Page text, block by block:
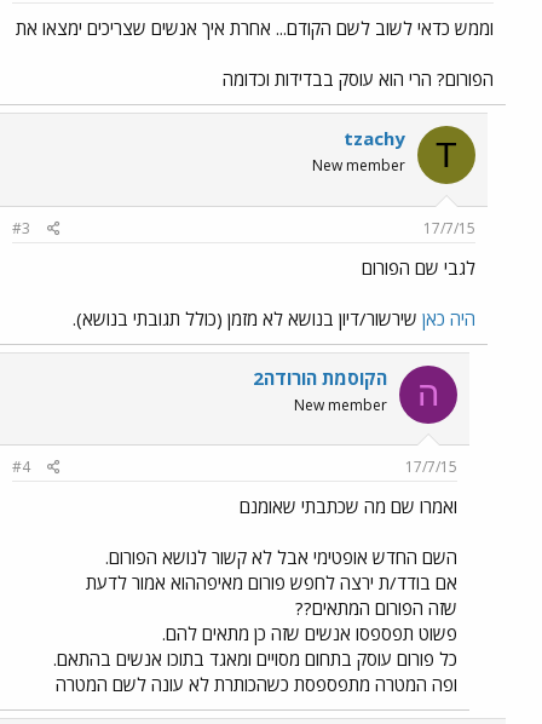
וממש כדאי לשוב לשם הקודם... אחרת איך אנשים שצריכים ימצאו את
הפורום? הרי הוא עוסק בבדידות וכדומה
T
tzachy
New member
17/7/15
#3
לגבי שם הפורום
היה כאן שירשור/דיון בנושא לא מזמן (כולל תגובתי בנושא).
ה הקוסמת הורודה2
New member
17/7/15
#4
ואמרו שם מה שכתבתי שאומנם
השם החדש אופטימי אבל לא קשור לנושא הפורום.
אם בודד/ת ירצה לחפש פורום מאיפההוא אמור לדעת
שזה הפורום המתאים??
פשוט תפספסו אנשים שזה כן מתאים להם.
כל פורום עוסק בתחום מסויים ומאגד בתוכו אנשים בהתאם.
ופה המטרה מתפספסת כשהכותרת לא עונה לשם המטרה